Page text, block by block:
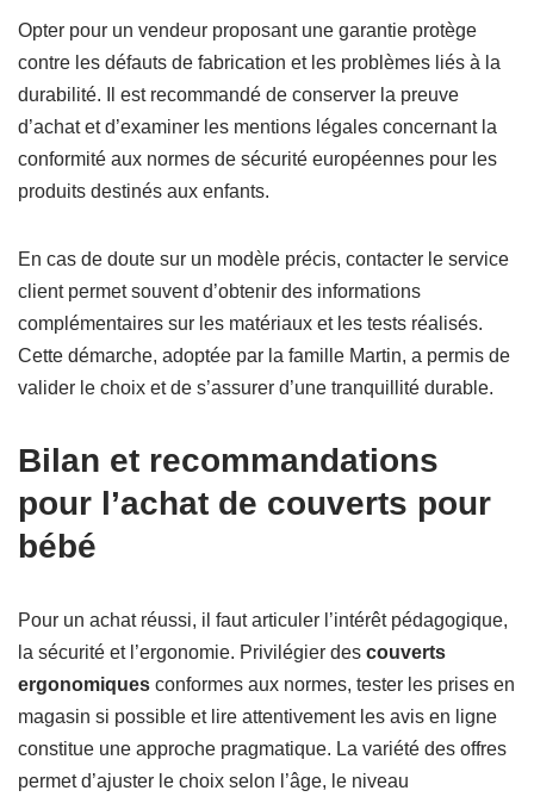
Opter pour un vendeur proposant une garantie protège
contre les défauts de fabrication et les problèmes liés à la
durabilité. Il est recommandé de conserver la preuve
d’achat et d’examiner les mentions légales concernant la
conformité aux normes de sécurité européennes pour les
produits destinés aux enfants.
En cas de doute sur un modèle précis, contacter le service
client permet souvent d’obtenir des informations
complémentaires sur les matériaux et les tests réalisés.
Cette démarche, adoptée par la famille Martin, a permis de
valider le choix et de s’assurer d’une tranquillité durable.
Bilan et recommandations
pour l’achat de couverts pour
bébé
Pour un achat réussi, il faut articuler l’intérêt pédagogique,
la sécurité et l’ergonomie. Privilégier des couverts
ergonomiques conformes aux normes, tester les prises en
magasin si possible et lire attentivement les avis en ligne
constitue une approche pragmatique. La variété des offres
permet d’ajuster le choix selon l’âge, le niveau